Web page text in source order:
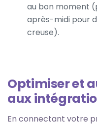
au bon moment
après-midi pour
creuse).
Optimiser et
aux
En connectant votre